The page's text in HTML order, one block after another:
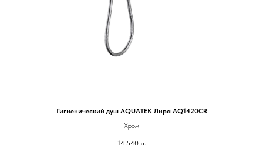
Гигиенический душ AQUATEK Лира AQ1420CR
Хром